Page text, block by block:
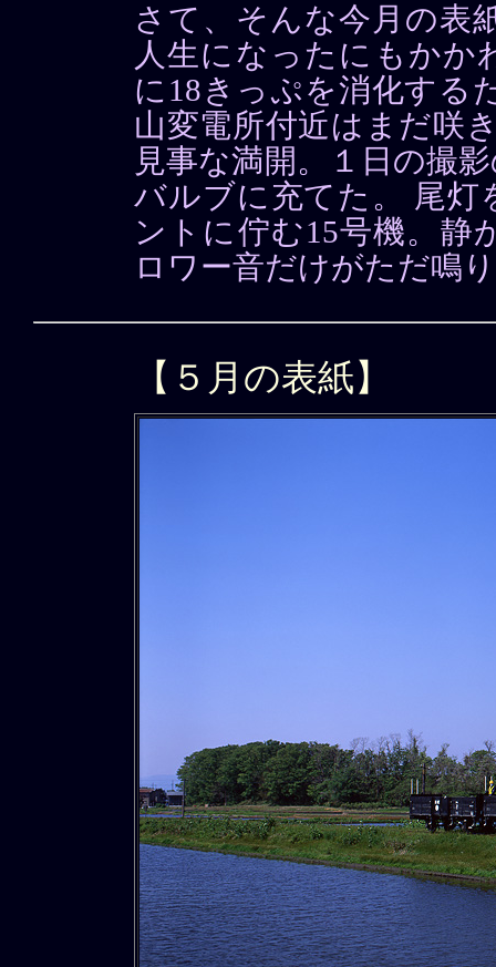
さて、そんな今月の表
人生になったにもかか
に18きっぷを消化する
山変電所付近はまだ咲
見事な満開。１日の撮
バルブに充てた。 尾灯
ントに佇む15号機。静
ロワー音だけがただ鳴
【５月の表紙】